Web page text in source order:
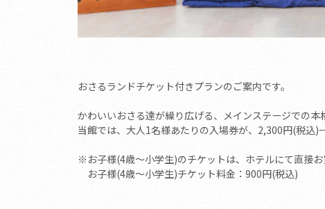
おさるランドチケット付きプランのご案内です。
かわいいおさる達が繰り広げる、メインステージでの
当館では、大人1名様あたりの入場券が、2,300円(税
※お子様(4歳～小学生)のチケットは、ホテルにて直接お
お子様(4歳～小学生)チケット料金：900円(税込)